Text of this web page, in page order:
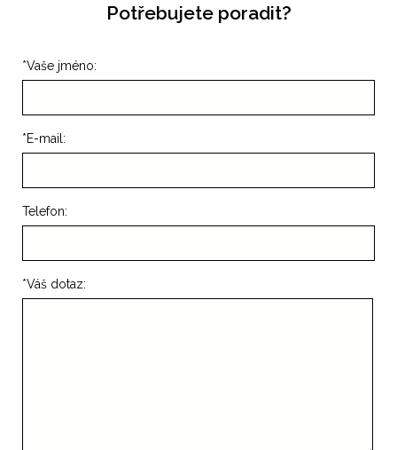
Potřebujete poradit?
Vaše jméno:
*
E-mail:
*
Telefon:
Váš dotaz:
*